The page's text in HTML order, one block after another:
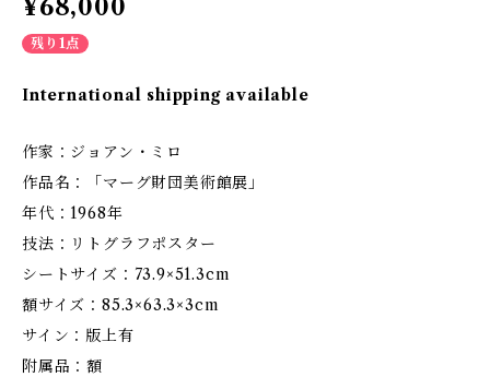
¥68,000
残り1点
International shipping available
作家：ジョアン・ミロ
作品名：「マーグ財団美術館展」
年代：1968年
技法：リトグラフポスター
シートサイズ：73.9×51.3cm
額サイズ：85.3×63.3×3cm
サイン：版上有
附属品：額